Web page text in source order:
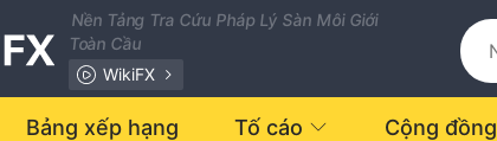
Nền Tảng Tra Cứu Pháp Lý Sàn Môi Giới
Toàn Cầu
WikiFX
Bảng xếp hạng Tố cáo Cộng đồng